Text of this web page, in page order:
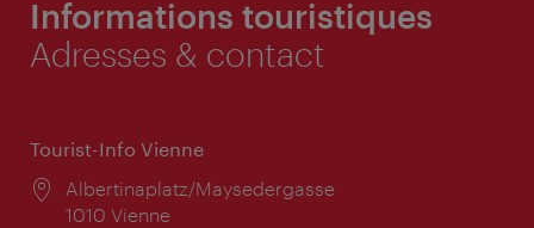
Informations touristiques
Adresses & contact
Tourist-Info Vienne
Lieu:
Albertinaplatz/Maysedergasse
1010 Vienne